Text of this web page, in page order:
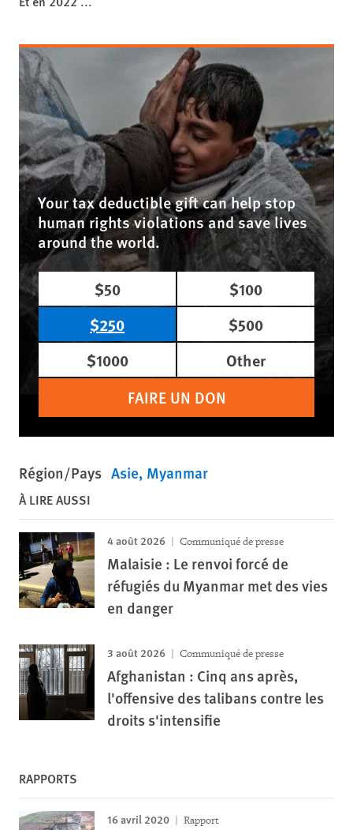
Your tax deductible gift can help stop
human rights violations and save lives
around the world.
$50
$100
$250
$500
$1000
Other
FAIRE UN DON
Région/Pays Asie Myanmar
À LIRE AUSSI
4 août 2026 Communiqué de presse
Malaisie : Le renvoi forcé de
réfugiés du Myanmar met des vies
en danger
3 août 2026 Communiqué de presse
Afghanistan : Cinq ans après,
l'offensive des talibans contre les
droits s'intensifie
RAPPORTS
16 avril 2020 Rapport